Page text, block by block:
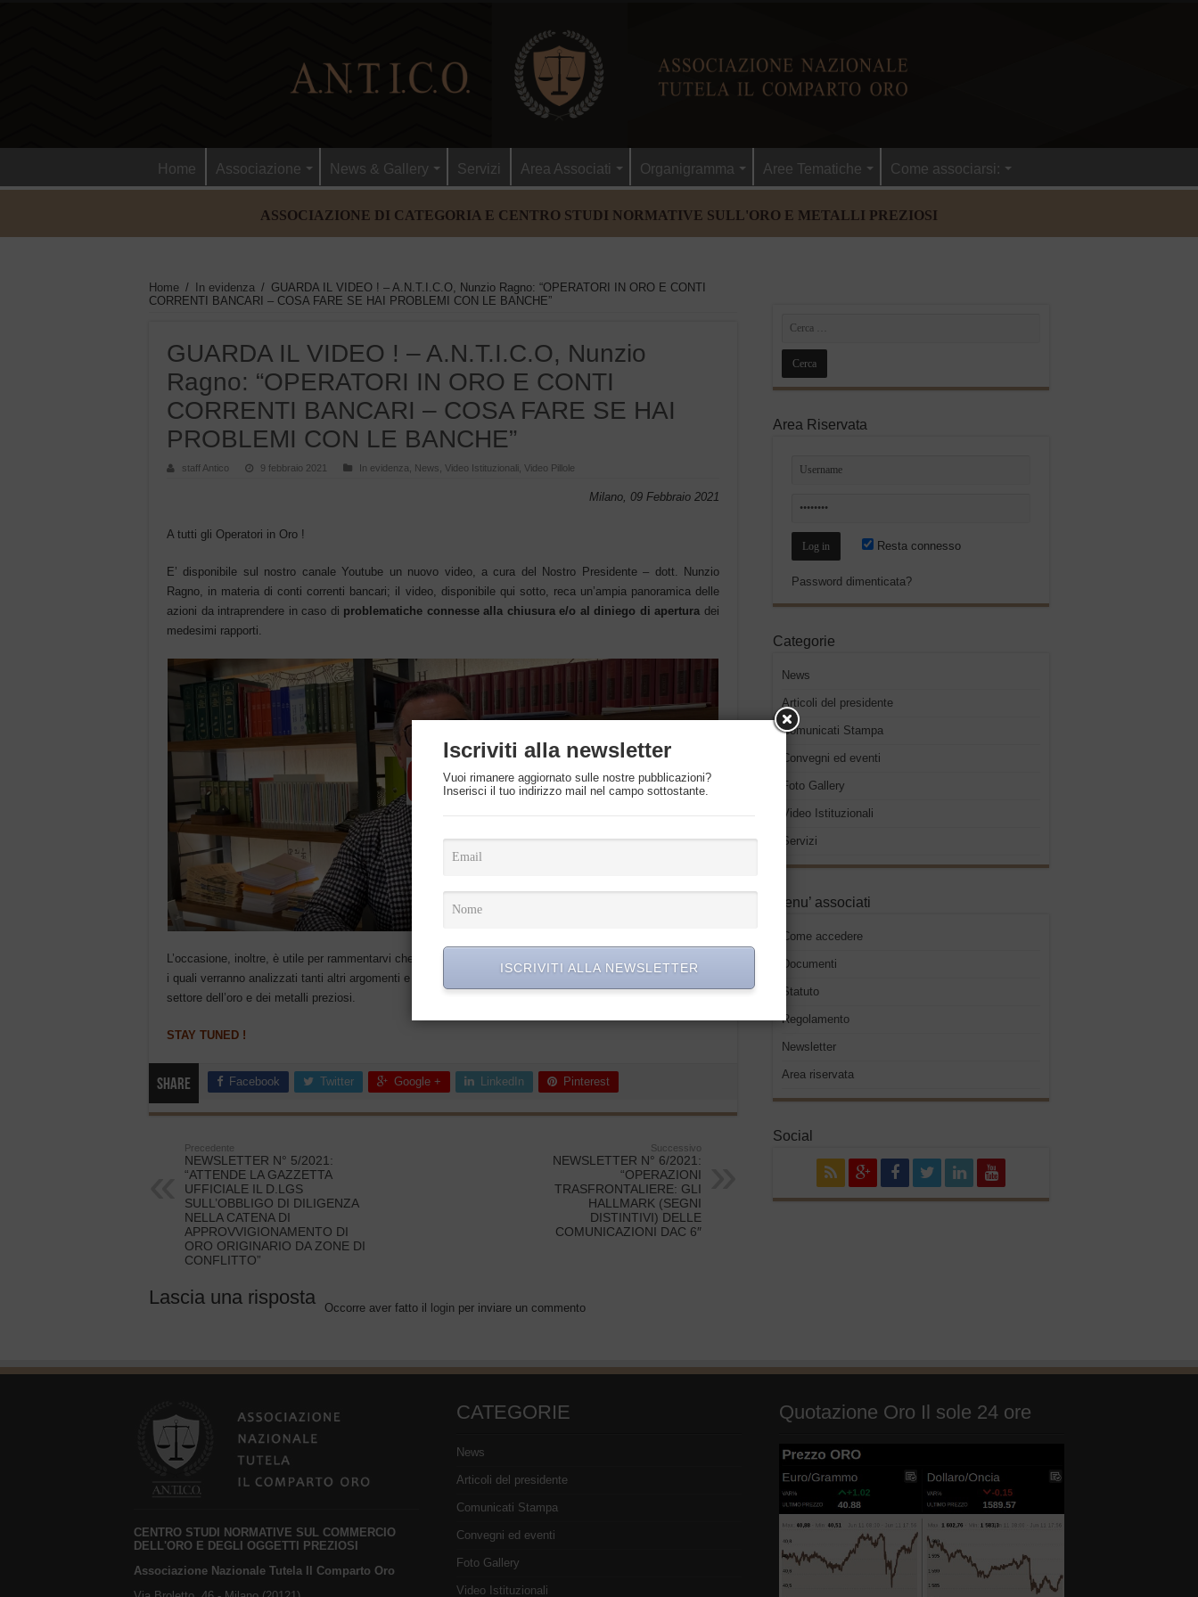
Home Associazione News & Gallery Servizi Area Associati Organigramma Aree Tematiche Come associarsi:
ASSOCIAZIONE DI CATEGORIA E CENTRO STUDI NORMATIVE SULL'ORO E METALLI PREZIOSI
Home / In evidenza / GUARDA IL VIDEO ! – A.N.T.I.C.O, Nunzio Ragno: “OPERATORI IN ORO E CONTI
CORRENTI BANCARI – COSA FARE SE HAI PROBLEMI CON LE BANCHE”
GUARDA IL VIDEO ! – A.N.T.I.C.O, Nunzio
Ragno: “OPERATORI IN ORO E CONTI
CORRENTI BANCARI – COSA FARE SE HAI
PROBLEMI CON LE BANCHE”
staff Antico 9 febbraio 2021 In evidenza News Video Istituzionali Video Pillole
Milano, 09 Febbraio 2021
A tutti gli Operatori in Oro !
E’ disponibile sul nostro canale Youtube un nuovo video, a cura del Nostro Presidente – dott. Nunzio
Ragno, in materia di conti correnti bancari; il video, disponibile qui sotto, reca un’ampia panoramica delle
azioni da intraprendere in caso di problematiche connesse alla chiusura e/o al diniego di aperturadei
medesimi rapporti.
L’occasione, inoltre, è utile per rammentarvi che presto saranno disponibili nuovi contenuti video attraverso
i quali verranno analizzati tanti altri argomenti e aspetti che impattano sull’operatività delle aziende del
settore dell’oro e dei metalli preziosi.
STAY TUNED !
Share Facebook Twitter Google + LinkedIn Pinterest
Precedente
NEWSLETTER N° 5/2021:
“ATTENDE LA GAZZETTA
UFFICIALE IL D.LGS
SULL’OBBLIGO DI DILIGENZA
NELLA CATENA DI
APPROVVIGIONAMENTO DI
ORO ORIGINARIO DA ZONE DI
CONFLITTO”
Successivo
NEWSLETTER N° 6/2021:
“OPERAZIONI
TRASFRONTALIERE: GLI
HALLMARK (SEGNI
DISTINTIVI) DELLE
COMUNICAZIONI DAC 6″
Lascia una risposta Occorre aver fatto il login per inviare un commento
Area Riservata
Resta connesso
Password dimenticata?
Categorie
News
Articoli del presidente
Comunicati Stampa
Convegni ed eventi
Foto Gallery
Video Istituzionali
Servizi
Menu’ associati
Come accedere
Documenti
Statuto
Regolamento
Newsletter
Area riservata
Social
CENTRO STUDI NORMATIVE SUL COMMERCIO
DELL'ORO E DEGLI OGGETTI PREZIOSI
Associazione Nazionale Tutela Il Comparto Oro
CATEGORIE
News
Articoli del presidente
Comunicati Stampa
Convegni ed eventi
Foto Gallery
Video Istituzionali
Quotazione Oro Il sole 24 ore
Iscriviti alla newsletter
Vuoi rimanere aggiornato sulle nostre pubblicazioni?
Inserisci il tuo indirizzo mail nel campo sottostante.
ISCRIVITI ALLA NEWSLETTER